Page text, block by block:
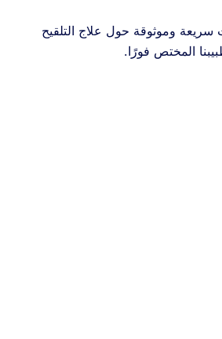
وموثوقة حول علاج التلقيح
المختص فورًا.